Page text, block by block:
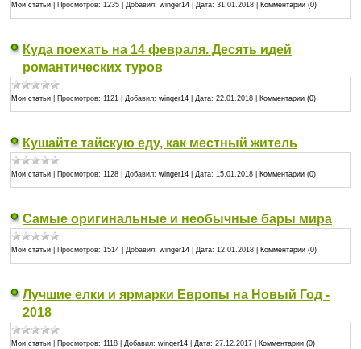
Мои статьи Просмотров: 1235 Добавил: winger14 Дата: 31.01.2018 Комментарии (0)
Куда поехать на 14 февраля. Десять идей
романтических туров
Мои статьи Просмотров: 1121 Добавил: winger14 Дата: 22.01.2018 Комментарии (0)
Кушайте тайскую еду, как местный житель
Мои статьи Просмотров: 1128 Добавил: winger14 Дата: 15.01.2018 Комментарии (0)
Самые оригинальные и необычные бары мира
Мои статьи Просмотров: 1514 Добавил: winger14 Дата: 12.01.2018 Комментарии (0)
Лучшие елки и ярмарки Европы на Новый Год -
2018
Мои статьи Просмотров: 1118 Добавил: winger14 Дата: 27.12.2017 Комментарии (0)